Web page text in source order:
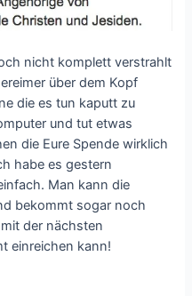
nicht komplett verstrahlt
über dem Kopf
die es tun kaputt zu
und tut etwas
die Eure Spende wirklich
habe es gestern
Man kann die
bekommt sogar noch
der nächsten
einreichen kann!